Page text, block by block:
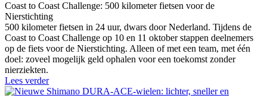
Coast to Coast Challenge: 500 kilometer fietsen voor de
Nierstichting
500 kilometer fietsen in 24 uur, dwars door Nederland. Tijdens de
Coast to Coast Challenge op 10 en 11 oktober stappen deelnemers
op de fiets voor de Nierstichting. Alleen of met een team, met één
doel: zoveel mogelijk geld ophalen voor een toekomst zonder
nierziekten.
Lees verder